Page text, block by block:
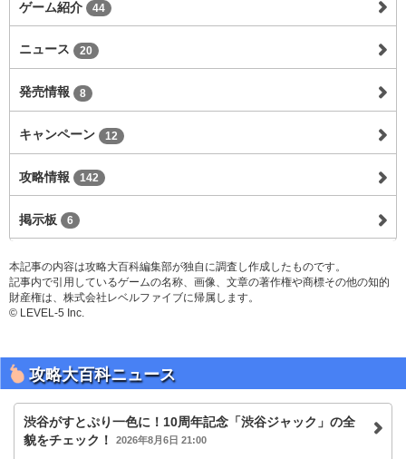
ゲーム紹介 44
ニュース 20
発売情報 8
キャンペーン 12
攻略情報 142
掲示板 6
本記事の内容は攻略大百科編集部が独自に調査し作成したものです。
記事内で引用しているゲームの名称、画像、文章の著作権や商標その他の知的
財産権は、株式会社レベルファイブに帰属します。
© LEVEL-5 Inc.
攻略大百科ニュース
渋谷がすとぷり一色に！10周年記念「渋谷ジャック」の全
貌をチェック！
2026年8月6日 21:00